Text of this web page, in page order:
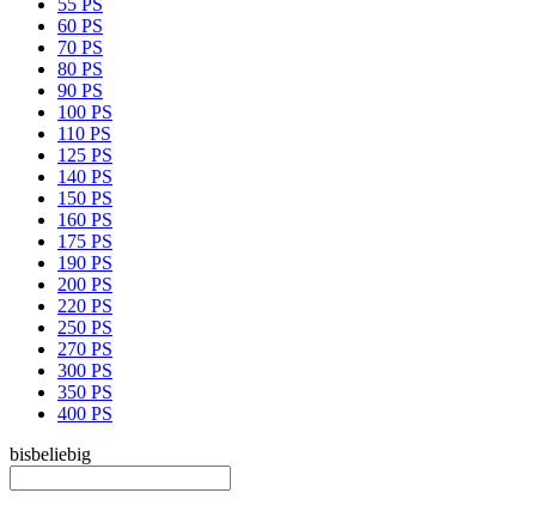
55 PS
60 PS
70 PS
80 PS
90 PS
100 PS
110 PS
125 PS
140 PS
150 PS
160 PS
175 PS
190 PS
200 PS
220 PS
250 PS
270 PS
300 PS
350 PS
400 PS
bisbeliebig